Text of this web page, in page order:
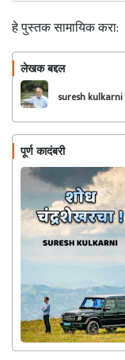
हे पुस्तक सामायिक करा:
लेखक बद्दल
suresh kulkarni
पूर्ण कादंबरी